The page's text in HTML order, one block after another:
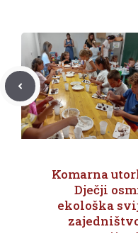
Komarna
Dječji
ekološka
zajedništvo